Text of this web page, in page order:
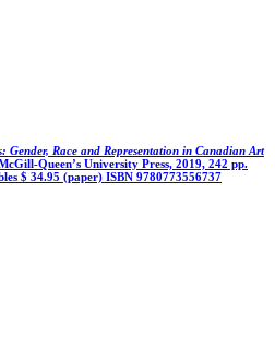
Gender, Race and Representation in Canadian Art
Queen’s University Press, 2019, 242 pp.
$ 34.95 (paper) ISBN 9780773556737